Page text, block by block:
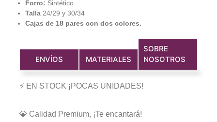
Forro: Sintético
Talla 24/29 y 30/34
Cajas de 18 pares con dos colores.
ENVÍOS MATERIALES
SOBRE
NOSOTROS
⚡ EN STOCK ¡POCAS UNIDADES!
💎 Calidad Premium, ¡Te encantará!